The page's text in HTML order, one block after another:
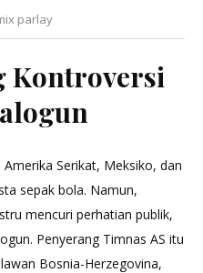
parlay
Kontroversi
Serikat, Meksiko, dan
sepak bola. Namun,
mencuri perhatian publik,
Penyerang Timnas AS itu
Bosnia-Herzegovina,